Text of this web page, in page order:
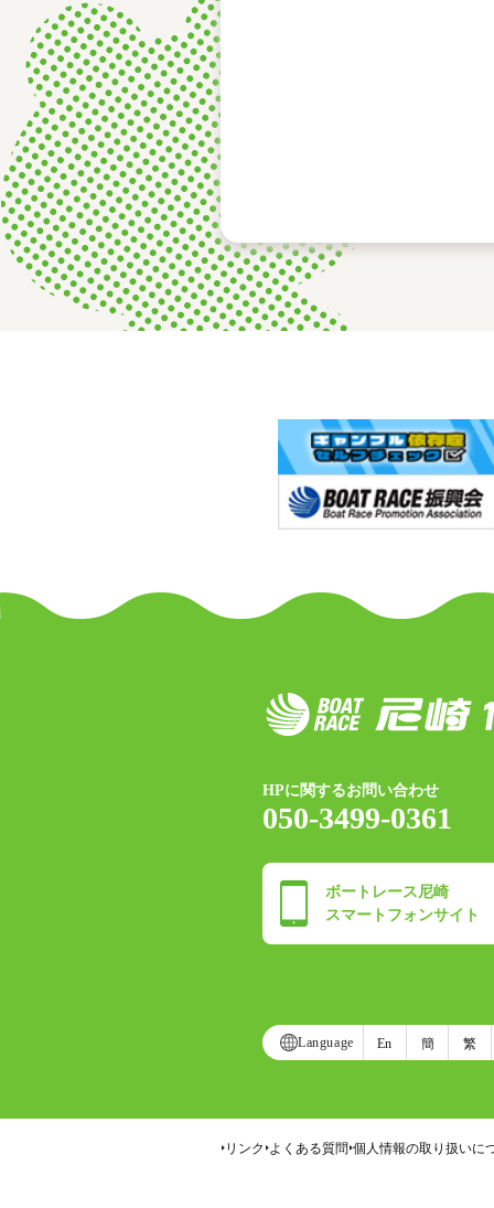
HPに関するお問い合わせ
050-3499-0361
ボートレース尼崎
スマートフォンサイト
Language En 簡 繁
リンク よくある質問 個人情報の取り扱いに